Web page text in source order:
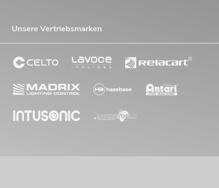
Unsere Vertriebsmarken